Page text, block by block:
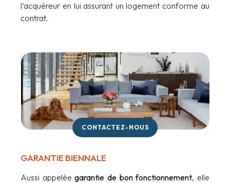
l’acquéreur en lui assurant un logement conforme au
contrat.
CONTACTEZ-NOUS
GARANTIE BIENNALE
Aussi appeléegarantie de bon fonctionnement, elle